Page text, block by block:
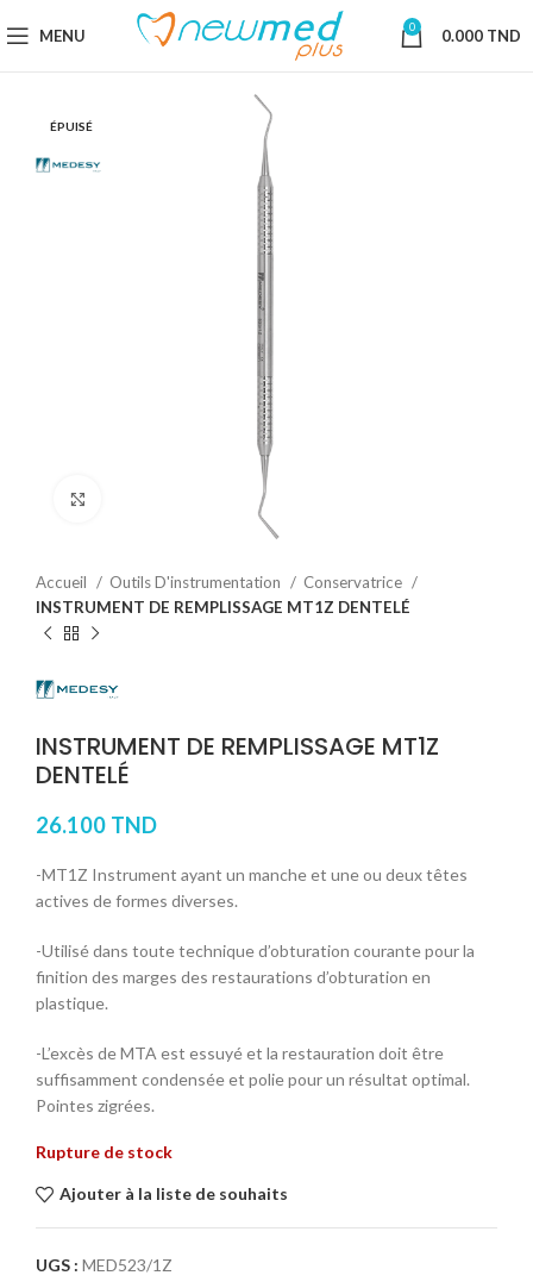
MENU 0 0.000 TND
ÉPUISÉ
Accueil Outils D'instrumentation
Conservatrice
INSTRUMENT DE REMPLISSAGE MT1Z DENTELÉ
INSTRUMENT DE REMPLISSAGE MT1Z
DENTELÉ
26.100 TND
-MT1Z Instrument ayant un manche et une ou deux têtes
actives de formes diverses.
-Utilisé dans toute technique d’obturation courante pour la
finition des marges des restaurations d’obturation en
plastique.
-L’excès de MTA est essuyé et la restauration doit être
suffisamment condensée et polie pour un résultat optimal.
Pointes zigrées.
Rupture de stock
Ajouter à la liste de souhaits
UGS : MED523/1Z